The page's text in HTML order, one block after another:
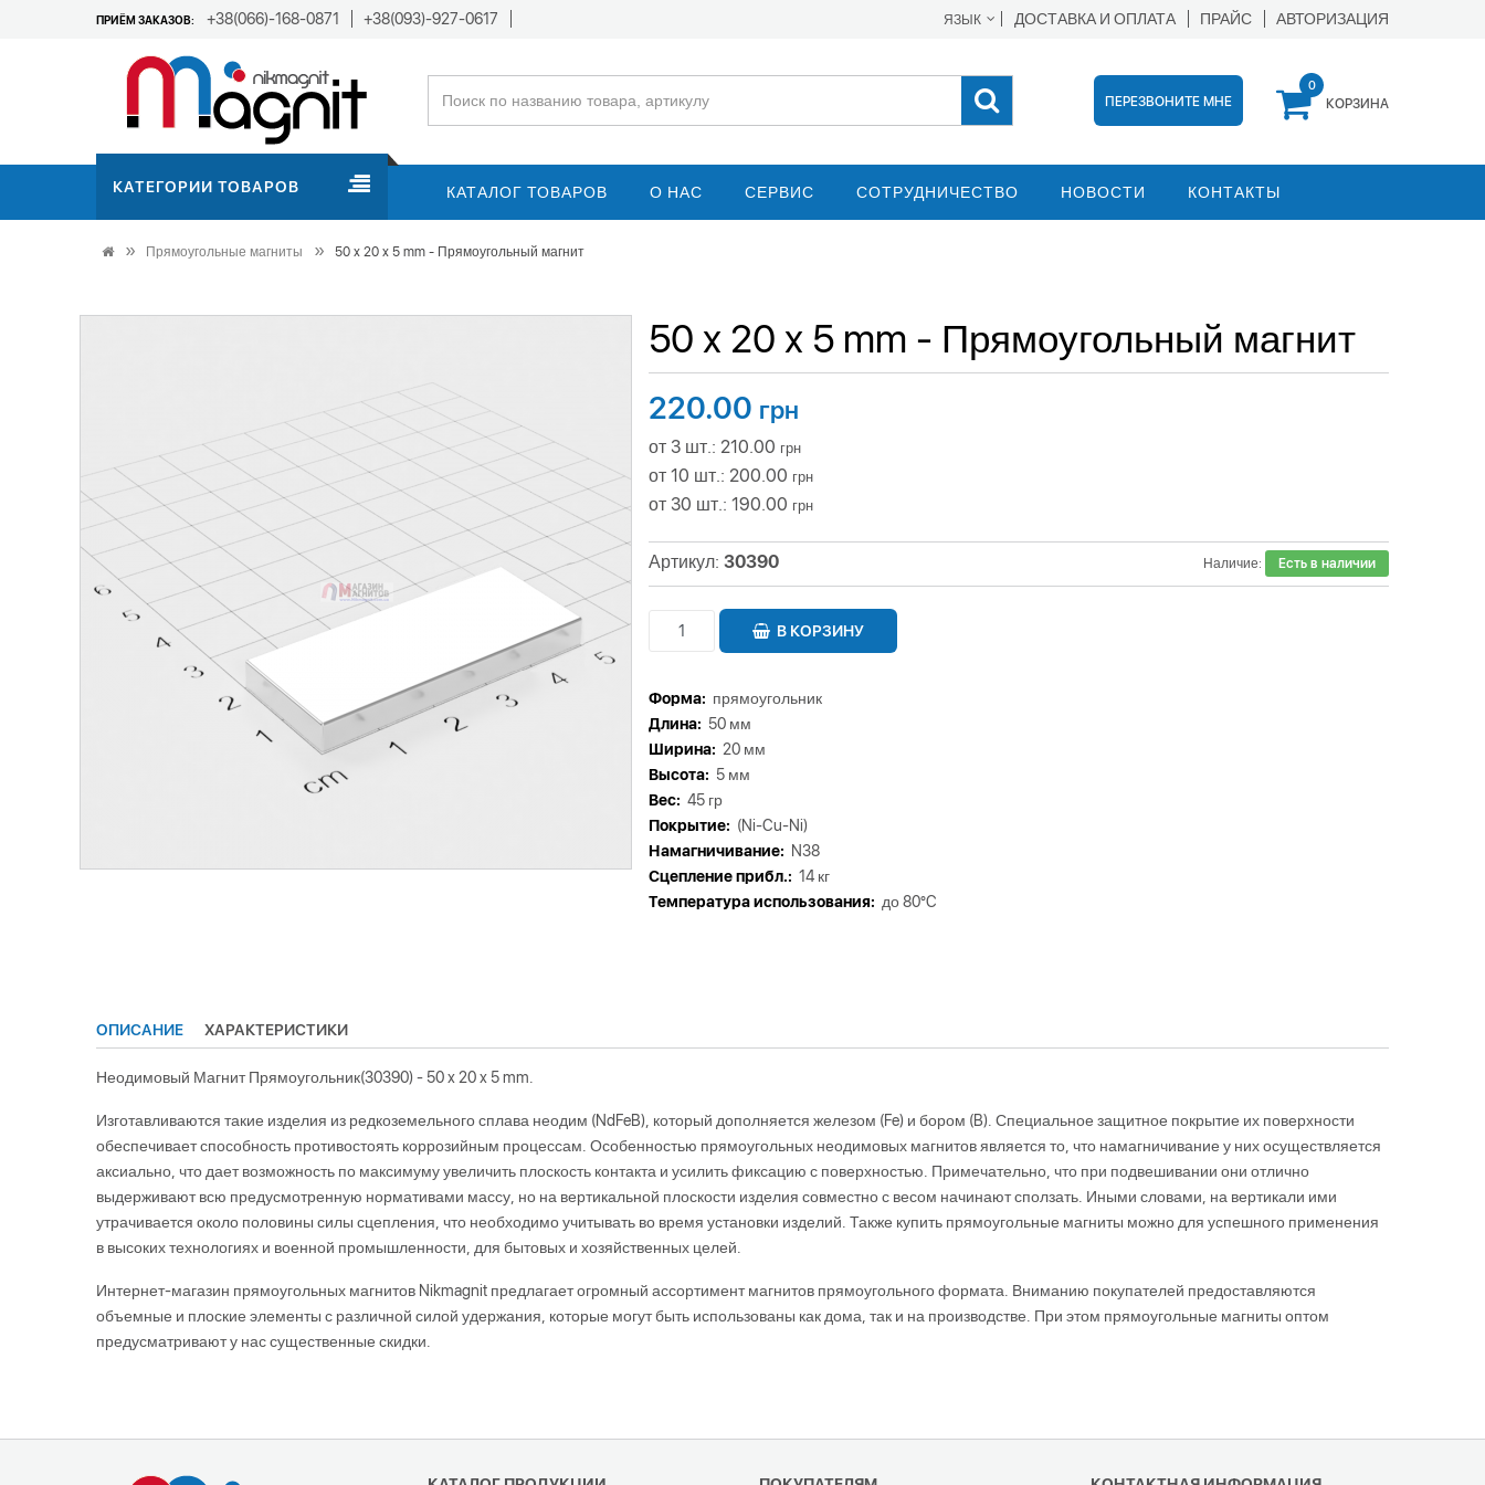
ПРИЁМ ЗАКАЗОВ: +38(066)-168-0871 +38(093)-927-0617 ЯЗЫК ДОСТАВКА И ОПЛАТА ПРАЙС АВТОРИЗАЦИЯ
ПЕРЕЗВОНИТЕ МНЕ
0
КОРЗИНА
КАТЕГОРИИ ТОВАРОВ КАТАЛОГ ТОВАРОВ О НАС СЕРВИС СОТРУДНИЧЕСТВО НОВОСТИ КОНТАКТЫ
Прямоугольные магниты 50 x 20 x 5 mm - Прямоугольный магнит
50 x 20 x 5 mm - Прямоугольный магнит
220.00 грн
от 3 шт.: 210.00 грн
от 10 шт.: 200.00 грн
от 30 шт.: 190.00 грн
Артикул: 30390 Наличие: Есть в наличии
В КОРЗИНУ
Форма: прямоугольник
Длина: 50 мм
Ширина: 20 мм
Высота: 5 мм
Вес: 45 гр
Покрытие: (Ni-Cu-Ni)
Намагничивание: N38
Сцепление прибл.: 14 кг
Tемпература использования: до 80°C
ОПИСАНИЕ ХАРАКТЕРИСТИКИ
Неодимовый Магнит Прямоугольник(30390) - 50 x 20 x 5 mm.
Изготавливаются такие изделия из редкоземельного сплава неодим (NdFeB), который дополняется железом (Fe) и бором (B). Специальное защитное покрытие их поверхности
обеспечивает способность противостоять коррозийным процессам. Особенностью прямоугольных неодимовых магнитов является то, что намагничивание у них осуществляется
аксиально, что дает возможность по максимуму увеличить плоскость контакта и усилить фиксацию с поверхностью. Примечательно, что при подвешивании они отлично
выдерживают всю предусмотренную нормативами массу, но на вертикальной плоскости изделия совместно с весом начинают сползать. Иными словами, на вертикали ими
утрачивается около половины силы сцепления, что необходимо учитывать во время установки изделий. Также купить прямоугольные магниты можно для успешного применения
в высоких технологиях и военной промышленности, для бытовых и хозяйственных целей.
Интернет-магазин прямоугольных магнитов Nikmagnit предлагает огромный ассортимент магнитов прямоугольного формата. Вниманию покупателей предоставляются
объемные и плоские элементы с различной силой удержания, которые могут быть использованы как дома, так и на производстве. При этом прямоугольные магниты оптом
предусматривают у нас существенные скидки.